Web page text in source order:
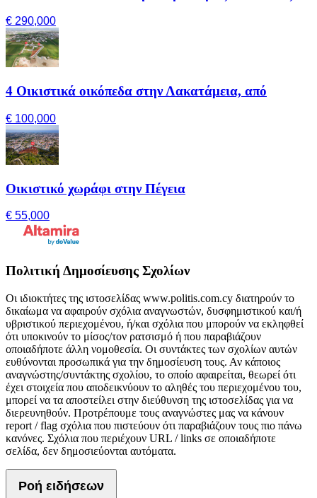
€ 290,000
4 Οικιστικά οικόπεδα στην Λακατάμεια, από
€ 100,000
Οικιστικό χωράφι στην Πέγεια
€ 55,000
Πολιτική Δημοσίευσης Σχολίων
Οι ιδιοκτήτες της ιστοσελίδας www.politis.com.cy διατηρούν το
δικαίωμα να αφαιρούν σχόλια αναγνωστών, δυσφημιστικού και/ή
υβριστικού περιεχομένου, ή/και σχόλια που μπορούν να εκληφθεί
ότι υποκινούν το μίσος/τον ρατσισμό ή που παραβιάζουν
οποιαδήποτε άλλη νομοθεσία. Οι συντάκτες των σχολίων αυτών
ευθύνονται προσωπικά για την δημοσίευση τους. Αν κάποιος
αναγνώστης/συντάκτης σχολίου, το οποίο αφαιρείται, θεωρεί ότι
έχει στοιχεία που αποδεικνύουν το αληθές του περιεχομένου του,
μπορεί να τα αποστείλει στην διεύθυνση της ιστοσελίδας για να
διερευνηθούν. Προτρέπουμε τους αναγνώστες μας να κάνουν
report / flag σχόλια που πιστεύουν ότι παραβιάζουν τους πιο πάνω
κανόνες. Σχόλια που περιέχουν URL / links σε οποιαδήποτε
σελίδα, δεν δημοσιεύονται αυτόματα.
Ροή ειδήσεων